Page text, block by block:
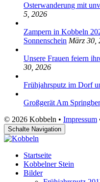
Osterwanderung mit
5, 2026
Zampern in Kobbeln
Sonnenschein März 30,
Unsere Frauen feiern
30, 2026
Frühjahrsputz im Dorf
Großgerät Am
© 2026 Kobbeln • Impressum
Schalte Navigation
Startseite
Kobbelner Stein
Bilder